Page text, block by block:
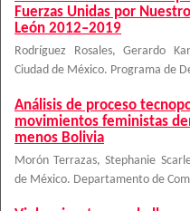
Fuerzas Unidas por
León 2012–2019
Rodríguez Rosales, Gerardo
Ciudad de México. Programa de
Análisis de proceso
movimientos feministas
menos Bolivia
Morón Terrazas, Stephanie
de México. Departamento de